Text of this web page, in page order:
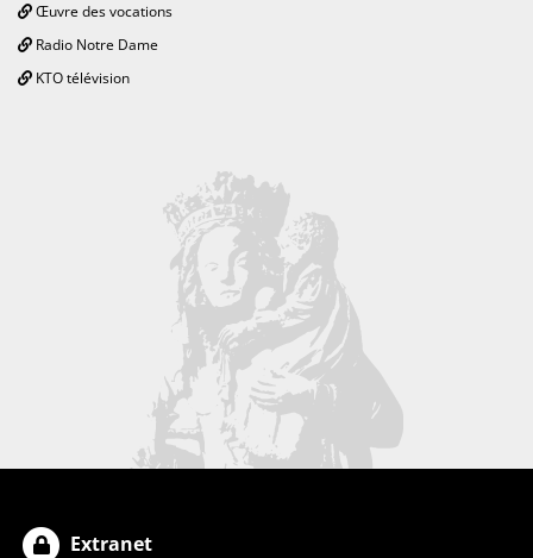
Œuvre des vocations
Radio Notre Dame
KTO télévision
Extranet